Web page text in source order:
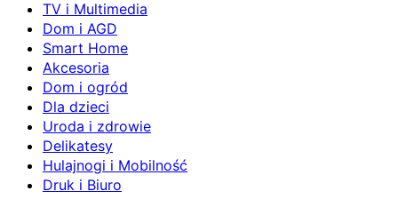
TV i Multimedia
Dom i AGD
Smart Home
Akcesoria
Dom i ogród
Dla dzieci
Uroda i zdrowie
Delikatesy
Hulajnogi i Mobilność
Druk i Biuro